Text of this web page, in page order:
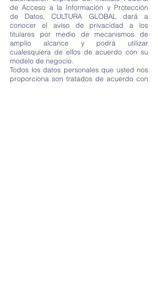
de Acceso a la Información y Protección
de Datos, CULTURA GLOBAL dará a
conocer el aviso de privacidad a los
titulares por medio de mecanismos de
amplio alcance y podrá utilizar
cualesquiera de ellos de acuerdo con su
modelo de negocio.
Todos los datos personales que usted nos
proporciona son tratados de acuerdo con